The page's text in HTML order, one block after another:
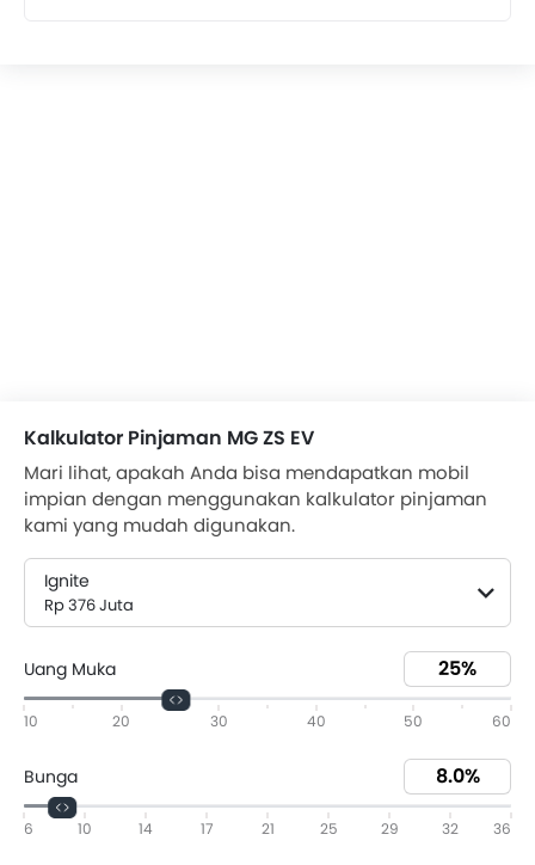
Kalkulator Pinjaman MG ZS EV
Mari lihat, apakah Anda bisa mendapatkan mobil
impian dengan menggunakan kalkulator pinjaman
kami yang mudah digunakan.
Ignite
Rp 376 Juta
Uang Muka
10 20 30 40 50 60
Bunga
6 10 14 17 21 25 29 32 36